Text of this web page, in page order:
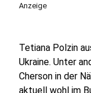
Anzeige
Tetiana Polzin
Ukraine. Unter
Cherson in der
aktuell wohl im